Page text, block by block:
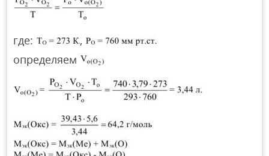
где:
,
определяем